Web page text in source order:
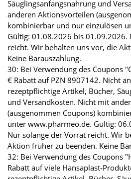
Säuglingsanfangsnahrung und
anderen Aktionsvorteilen
kombinierbar und nur einzulösen
Gültig: 01.08.2026 bis 01.09.2026.
reicht. Wir behalten uns vor, die
Keine Barauszahlung.
30: Bei Verwendung des Coupons
€ Rabatt auf PZN 8907142. Nicht
rezeptpflichtige Artikel, Bücher,
und Versandkosten. Nicht mit
(ausgenommen Coupons)
unter www.pharmeo.de. Gültig:
Nur solange der Vorrat reicht. Wir
Aktion früher zu beenden. Keine
32: Bei Verwendung des Coupons
Rabatt auf viele Hansaplast-